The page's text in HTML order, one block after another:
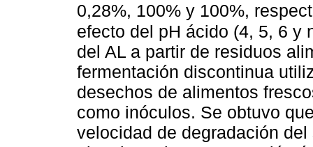
0,28%, 100% y 100%,
efecto del pH ácido (4, 5, 6 y
del AL a partir de residuos
fermentación discontinua
desechos de alimentos
como inóculos. Se obtuvo
velocidad de degradación